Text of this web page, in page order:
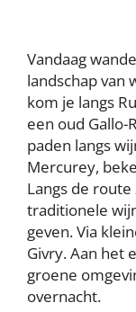
Vandaag
landschap van
kom je langs
een oud Gallo-
paden langs
Mercurey,
Langs de
traditionele
geven. Via
Givry. Aan het
groene
overnacht.